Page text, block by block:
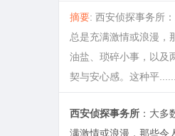
摘要: 西安侦探事务所
总是充满激情或浪漫，
油盐、琐碎小事，以及
契与安心感。这种平
西安侦探事务所 ：大
满激情或浪漫，那些令